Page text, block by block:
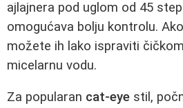
ajlajnera pod uglom od 45
omogućava bolju kontrolu.
možete ih lako ispraviti
micelarnu vodu.
Za popularan cat-eye stil,